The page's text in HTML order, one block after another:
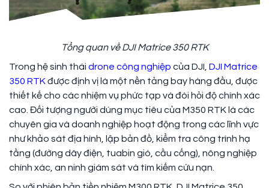
Tổng quan về DJI Matrice 350 RTK
Trong hệ sinh thái drone công nghiệp của DJI, DJI Matrice
350 RTKđược định vị là một nền tảng bay hàng đầu, được
thiết kế cho các nhiệm vụ phức tạp và đòi hỏi độ chính xác
cao. Đối tượng người dùng mục tiêu của M350 RTK là các
chuyên gia và doanh nghiệp hoạt động trong các lĩnh vực
như khảo sát địa hình, lập bản đồ, kiểm tra công trình hạ
tầng (đường dây điện, tuabin gió, cầu cống), nông nghiệp
chính xác, an ninh giám sát và tìm kiếm cứu nạn.